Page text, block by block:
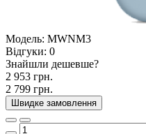
Модель: MWNM3
Відгуки: 0
Знайшли дешевше?
2 953 грн.
2 799 грн.
Швидке замовлення